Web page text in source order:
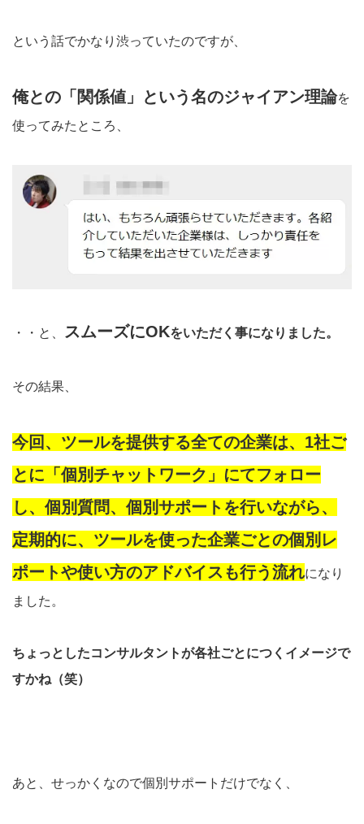
という話でかなり渋っていたのですが、
俺との「関係値」という名のジャイアン理論を
使ってみたところ、
・・と、 スムーズにOKをいただく事になりました。
その結果、
今回、ツールを提供する全ての企業は、1社ご
とに「個別チャットワーク」にてフォロー
し、個別質問、個別サポートを行いながら、
定期的に、ツールを使った企業ごとの個別レ
ポートや使い方のアドバイスも行う流れになり
ました。
ちょっとしたコンサルタントが各社ごとにつくイメージで
すかね（笑）
あと、せっかくなので個別サポートだけでなく、